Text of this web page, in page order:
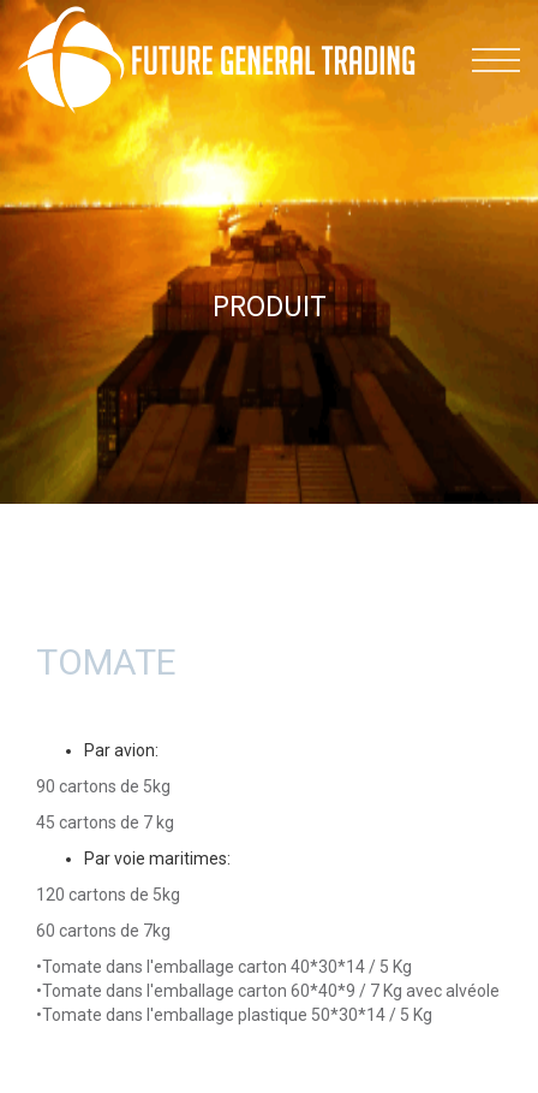
PRODUIT
TOMATE
Par avion:
90 cartons de 5kg
45 cartons de 7 kg
Par voie maritimes:
120 cartons de 5kg
60 cartons de 7kg
•Tomate dans l'emballage carton 40*30*14 / 5 Kg
•Tomate dans l'emballage carton 60*40*9 / 7 Kg avec alvéole
•Tomate dans l'emballage plastique 50*30*14 / 5 Kg